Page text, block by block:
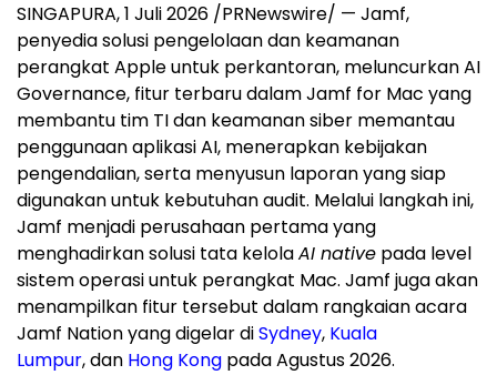
SINGAPURA, 1 Juli 2026 /PRNewswire/ — Jamf,
penyedia solusi pengelolaan dan keamanan
perangkat Apple untuk perkantoran, meluncurkan AI
Governance, fitur terbaru dalam Jamf for Mac yang
membantu tim TI dan keamanan siber memantau
penggunaan aplikasi AI, menerapkan kebijakan
pengendalian, serta menyusun laporan yang siap
digunakan untuk kebutuhan audit. Melalui langkah ini,
Jamf menjadi perusahaan pertama yang
menghadirkan solusi tata kelolaAI native pada level
sistem operasi untuk perangkat Mac. Jamf juga akan
menampilkan fitur tersebut dalam rangkaian acara
Jamf Nation yang digelar diSydney, Kuala
Lumpur, dan Hong Kong pada Agustus 2026.